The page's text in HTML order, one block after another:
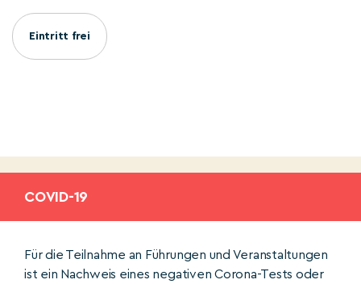
Eintritt frei
COVID-19
Für die Teilnahme an Führungen und Veranstaltungen
ist ein Nachweis eines negativen Corona-Tests oder